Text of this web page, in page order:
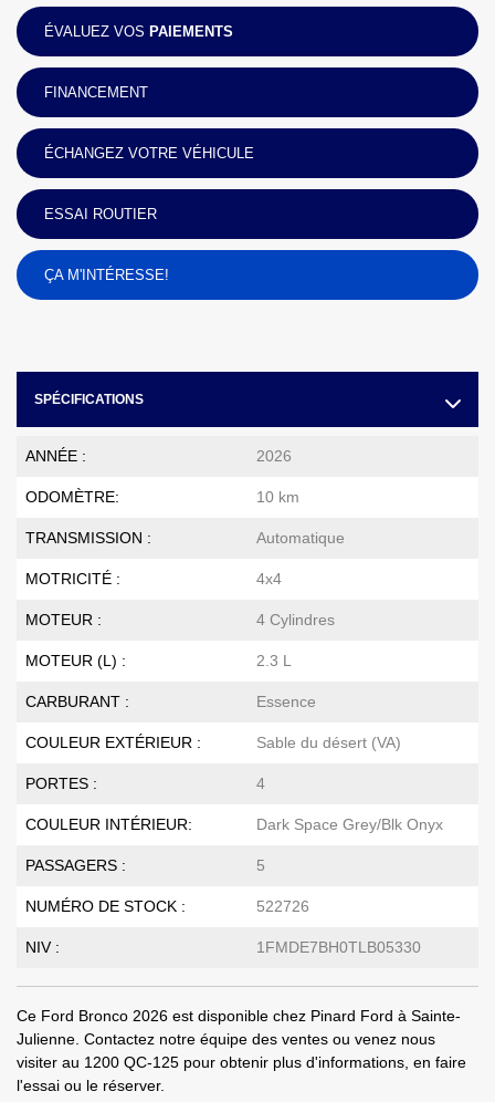
SPÉCIFICATIONS
ANNÉE : 2026
ODOMÈTRE: 10 km
TRANSMISSION : Automatique
MOTRICITÉ : 4x4
MOTEUR : 4 Cylindres
MOTEUR (L) : 2.3 L
CARBURANT : Essence
COULEUR EXTÉRIEUR : Sable du désert (VA)
PORTES : 4
COULEUR INTÉRIEUR: Dark Space Grey/Blk Onyx
PASSAGERS : 5
NUMÉRO DE STOCK : 522726
NIV : 1FMDE7BH0TLB05330
Ce Ford Bronco 2026 est disponible chez Pinard Ford à Sainte-
Julienne. Contactez notre équipe des ventes ou venez nous
visiter au 1200 QC-125 pour obtenir plus d'informations, en faire
l'essai ou le réserver.
ÉVALUEZ VOS PAIEMENTS
FINANCEMENT
ÉCHANGEZ VOTRE VÉHICULE
ESSAI ROUTIER
ÇA M'INTÉRESSE!